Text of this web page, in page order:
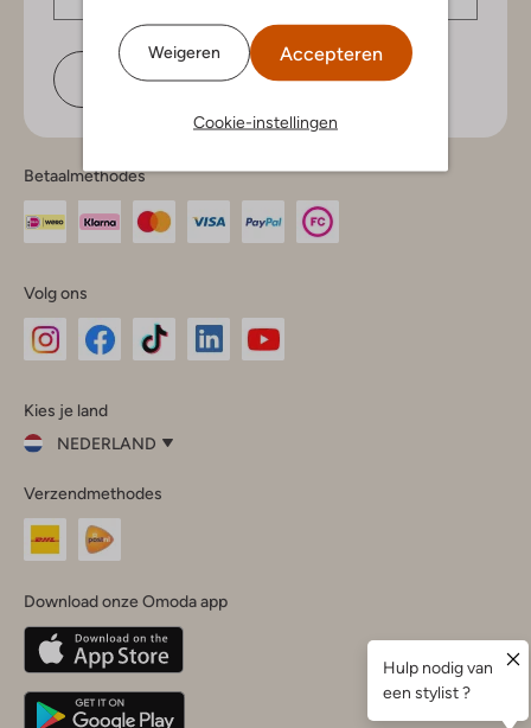
Weigeren Accepteren
Cookie-instellingen
Schrijf je in
Betaalmethodes
Volg ons
InstagramFacebook
Kies je land
NEDERLAND
je
land
Nederland
Belgique(Français)
Deutschland
Verzendmethodes
Download onze Omoda app